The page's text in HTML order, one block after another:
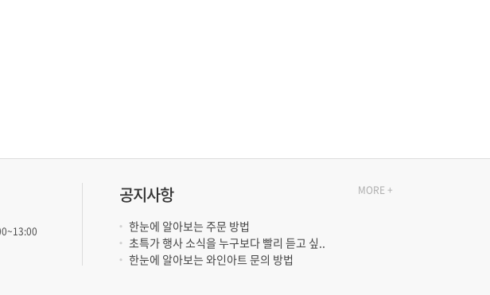
공지사항
한눈에 알아보는 주문 방법
초특가 행사 소식을 누구보다 빨리 듣고 싶..
한눈에 알아보는 와인아트 문의 방법
MORE +